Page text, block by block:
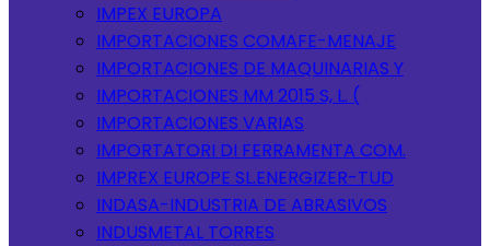
IMPEX EUROPA
IMPORTACIONES COMAFE-MENAJE
IMPORTACIONES DE MAQUINARIAS Y
IMPORTACIONES MM 2015 S, L. (
IMPORTACIONES VARIAS
IMPORTATORI DI FERRAMENTA COM.
IMPREX EUROPE SL.ENERGIZER-TUD
INDASA-INDUSTRIA DE ABRASIVOS
INDUSMETAL TORRES